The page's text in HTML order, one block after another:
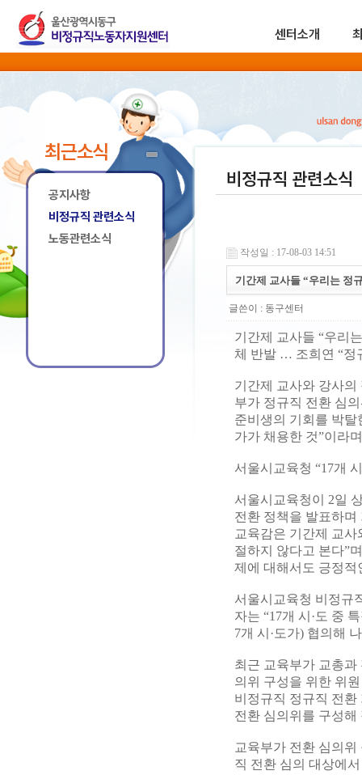
센터소개
최근소식
공지사항
비정규직 관련소식
노동관련소식
비정규직 관련소식
작성일 : 17-08-03 14:51
기간제 교사들 “우리는 정
글쓴이 : 동구센터
기간제 교사들 “우리
체 반발 … 조희연 “정
기간제 교사와 강사
부가 정규직 전환 심
준비생의 기회를 박탈
가가 채용한 것”이라
서울시교육청 “17개
서울시교육청이 2일
전환 정책을 발표하
교육감은 기간제 교
절하지 않다고 본다”
제에 대해서도 긍정적
서울시교육청 비정규
자는 “17개 시·도 중
7개 시·도가) 협의해
최근 교육부가 교총과
의위 구성을 위한 위
비정규직 정규직 전
전환 심의위를 구성
교육부가 전환 심의
직 전환 심의 대상에